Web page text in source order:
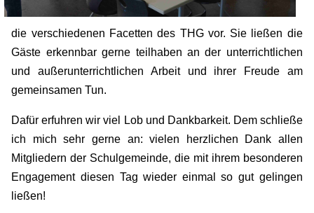
die verschiedenen Facetten des THG vor. Sie ließen die
Gäste erkennbar gerne teilhaben an der unterrichtlichen
und außerunterrichtlichen Arbeit und ihrer Freude am
gemeinsamen Tun.
Dafür erfuhren wir viel Lob und Dankbarkeit. Dem schließe
ich mich sehr gerne an: vielen herzlichen Dank allen
Mitgliedern der Schulgemeinde, die mit ihrem besonderen
Engagement diesen Tag wieder einmal so gut gelingen
ließen!